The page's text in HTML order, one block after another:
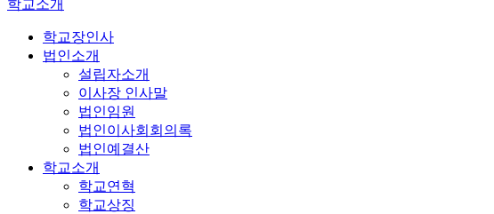
학교소개
학교장인사
법인소개
설립자소개
이사장 인사말
법인임원
법인이사회회의록
법인예결산
학교소개
학교연혁
학교상징